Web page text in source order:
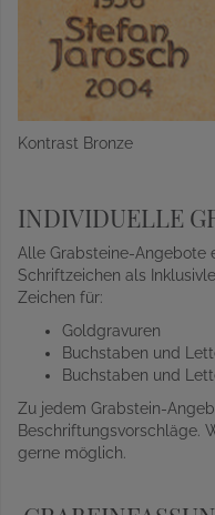
Kontrast Bronze
INDIVIDUELLE
Alle Grabsteine-Angebote
Schriftzeichen als
Zeichen für:
Goldgravuren
Buchstaben und
Buchstaben und
Zu jedem Grabstein-
Beschriftungsvorschläge.
gerne möglich.